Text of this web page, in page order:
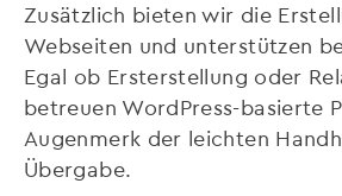
Zusätzlich bieten wir die
Webseiten und unterstützen
Egal ob Ersterstellung oder
betreuen WordPress-basierte
Augenmerk der leichten
Übergabe.